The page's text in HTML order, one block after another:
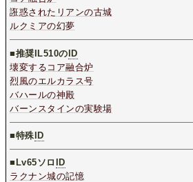
誑惑されたリアンの古城
ルクミアの幻夢
■推奨IL510のID
壊変するコア融合炉
烈風のエルカラス号
バハールの神殿
バーンスタインの実験場
■特殊 ID
■ Lv65ソロ ID
ラクナン城の記憶